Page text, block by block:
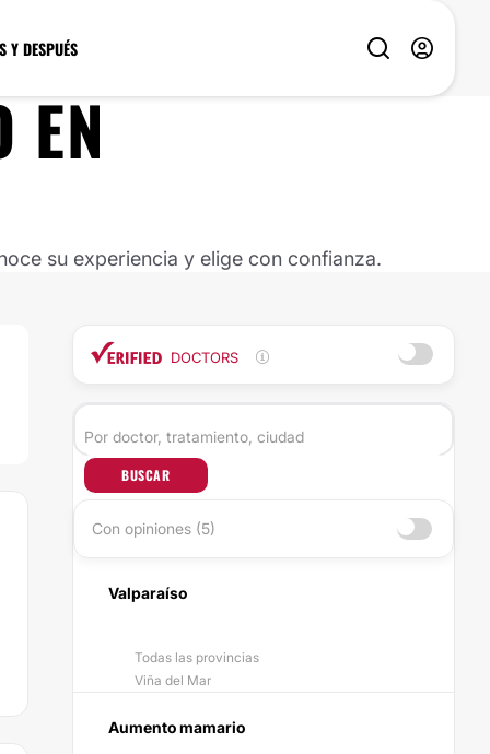
Y DESPUÉS
EN
su experiencia y elige con confianza.
DOCTORS
BUSCAR
Con opiniones (5)
Valparaíso
Todas las provincias
Viña del Mar
Aumento mamario